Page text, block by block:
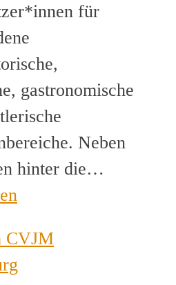
für
gastronomische
Neben
hinter die…
CVJM